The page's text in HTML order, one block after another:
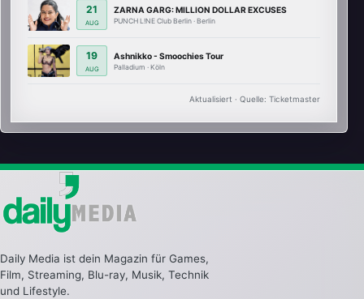
21
AUG
ZARNA GARG: MILLION DOLLAR EXCUSES
PUNCH L!NE Club Berlin · Berlin
19
AUG
Ashnikko - Smoochies Tour
Palladium · Köln
Aktualisiert · Quelle: Ticketmaster
Daily Media ist dein Magazin für Games,
Film, Streaming, Blu-ray, Musik, Technik
und Lifestyle.